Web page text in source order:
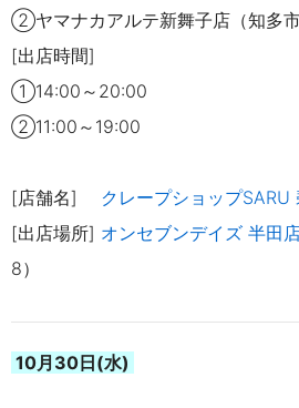
②ヤマナカアルテ新舞子店（知多市
[出店時間]
①14:00～20:00
②11:00～19:00
[店舗名] クレープショップSARU
[出店場所] オンセブンデイズ 半田
8）
10月30日(水)